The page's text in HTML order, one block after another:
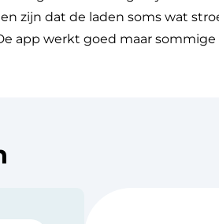
zijn dat de laden soms wat
app werkt goed maar